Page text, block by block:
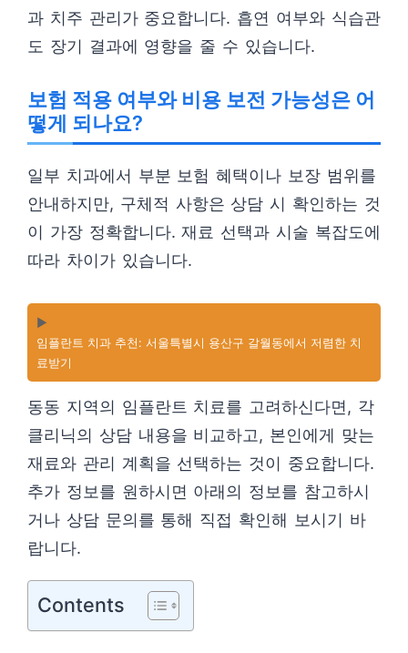
과 치주 관리가 중요합니다. 흡연 여부와 식습관
도 장기 결과에 영향을 줄 수 있습니다.
보험 적용 여부와 비용 보전 가능성은 어
떻게 되나요?
일부 치과에서 부분 보험 혜택이나 보장 범위를
안내하지만, 구체적 사항은 상담 시 확인하는 것
이 가장 정확합니다. 재료 선택과 시술 복잡도에
따라 차이가 있습니다.
▶️
임플란트 치과 추천: 서울특별시 용산구 갈월동에서 저렴한 치
료받기
동동 지역의 임플란트 치료를 고려하신다면, 각
클리닉의 상담 내용을 비교하고, 본인에게 맞는
재료와 관리 계획을 선택하는 것이 중요합니다.
추가 정보를 원하시면 아래의 정보를 참고하시
거나 상담 문의를 통해 직접 확인해 보시기 바
랍니다.
Contents